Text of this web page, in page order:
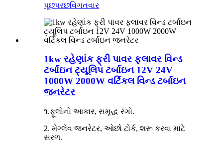
પૂછપરછવિગતવાર
1kw રહેણાંક ફ્રી પાવર ફ્લાવર વિન્ડ
ટર્બાઇન ટ્યૂલિપ ટર્બાઇન 12V 24V
1000W 2000W વર્ટિકલ વિન્ડ ટર્બાઇન
જનરેટર
૧.ફૂલોનો આકાર, સમૃદ્ધ રંગો.
2. મેગ્લેવ જનરેટર, ઓછો ટોર્ક, શરૂ કરવા માટે
સરળ.